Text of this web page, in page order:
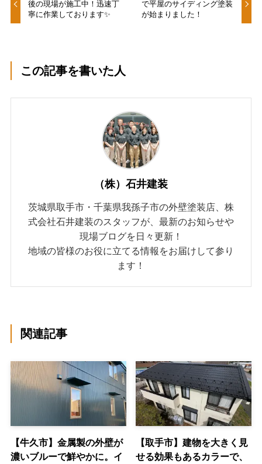
後の現場が施工中！迅速丁
寧に作業しております✨
で平屋のサイディング塗装
が始まりました！
この記事を書いた人
（株）石井建装
茨城県取手市・千葉県我孫子市の外壁塗装店、株
式会社石井建装のスタッフが、最新のお知らせや
現場ブログを日々更新！
地域の皆様のお役に立てる情報をお届けして参り
ます！
関連記事
【牛久市】金属製の外壁が
濃いブルーで鮮やかに。イ
【取手市】建物を大きく見
せる効果もあるカラーで、